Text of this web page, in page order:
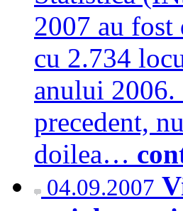
2007 au
cu 2.734
anului
precedent,
doilea…
04.09.2007